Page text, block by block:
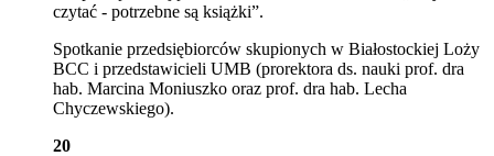
czytać - potrzebne są książki”.
Spotkanie przedsiębiorców skupionych w Białostockiej Loży
BCC i przedstawicieli UMB (prorektora ds. nauki prof. dra
hab. Marcina Moniuszko oraz prof. dra hab. Lecha
Chyczewskiego).
20